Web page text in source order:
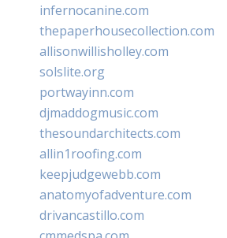
infernocanine.com
thepaperhousecollection.com
allisonwillisholley.com
solslite.org
portwayinn.com
djmaddogmusic.com
thesoundarchitects.com
allin1roofing.com
keepjudgewebb.com
anatomyofadventure.com
drivancastillo.com